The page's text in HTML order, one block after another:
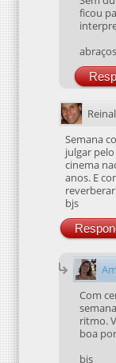
ficou
abraços
Semana
julgar
cinema
anos. E
bjs
Com
ritmo.
boa
bjs